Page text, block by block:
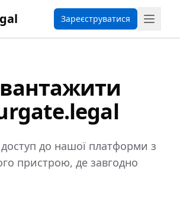
Зареєструватися
до нашої платформи з
пристрою, де завгодно